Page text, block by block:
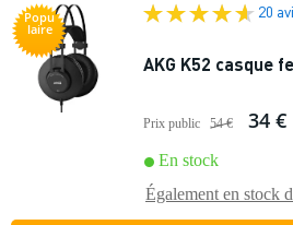
Popu
laire
20
AKG K52 casque
Prix public 54 € 34 €
En stock
Également en stock